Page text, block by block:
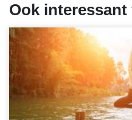
Ook